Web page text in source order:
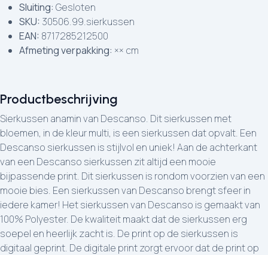
Productbeschrijving
Sierkussen anamin van Descanso. Dit sierkussen met
bloemen, in de kleur multi, is een sierkussen dat opvalt. Een
Descanso sierkussen is stijlvol en uniek! Aan de achterkant
van een Descanso sierkussen zit altijd een mooie
bijpassende print. Dit sierkussen is rondom voorzien van een
mooie bies. Een sierkussen van Descanso brengt sfeer in
iedere kamer! Het sierkussen van Descanso is gemaakt van
100% Polyester. De kwaliteit maakt dat de sierkussen erg
soepel en heerlijk zacht is. De print op de sierkussen is
digitaal geprint. De digitale print zorgt ervoor dat de print op
Sluiting: Gesloten
SKU: 30506.99.sierkussen
EAN: 8717285212500
Afmeting verpakking: ×× cm